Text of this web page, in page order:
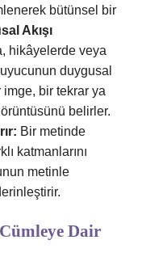
bütünsel bir
Akışı
hikâyelerde veya
duygusal
bir tekrar ya
belirler.
Bir metinde
katmanlarını
metinle
Dair